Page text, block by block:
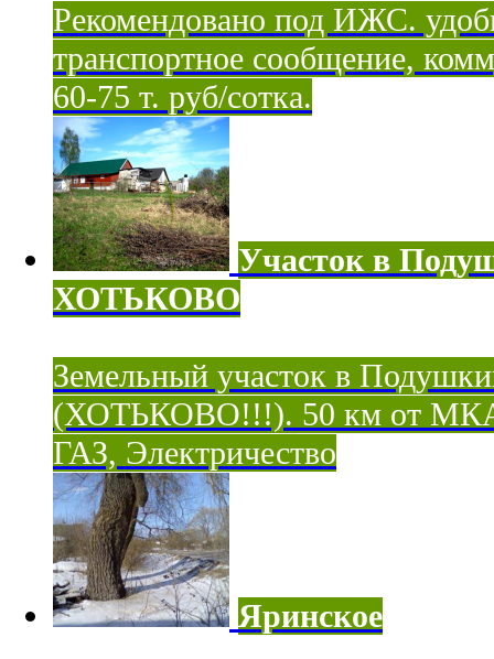
Рекомендовано под ИЖС.
транспортное сообщение,
60-75 т. руб/сотка.
Участок в
ХОТЬКОВО
Земельный участок в
(ХОТЬКОВО!!!). 50 км от
ГАЗ, Электричество
Яринское